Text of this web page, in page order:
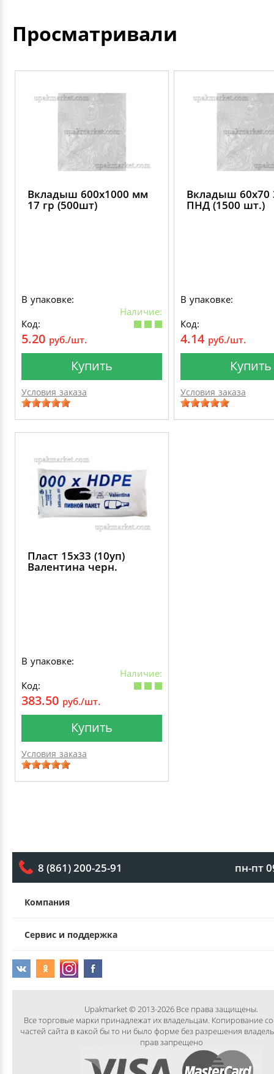
Просматривали
Вкладыш 600х1000 мм
17 гр (500шт)
В упаковке:
Наличие:
Код:
5.20 руб./шт.
Купить
Условия заказа
Вкладыш 60х70
ПНД (1500 шт.)
В упаковке:
Код:
4.14 руб./шт.
Купить
Условия заказа
Пласт 15х33 (10уп)
Валентина черн.
В упаковке:
Наличие:
Код:
383.50 руб./шт.
Купить
Условия заказа
8 (861) 200-25-91 пн-пт
Компания
Сервис и поддержка
Upakmarket © 2013-2026 Все права защищены.
Все торговые марки принадлежат их владельцам. Копирование
частей сайта в какой бы то ни было форме без разрешения
прав запрещено